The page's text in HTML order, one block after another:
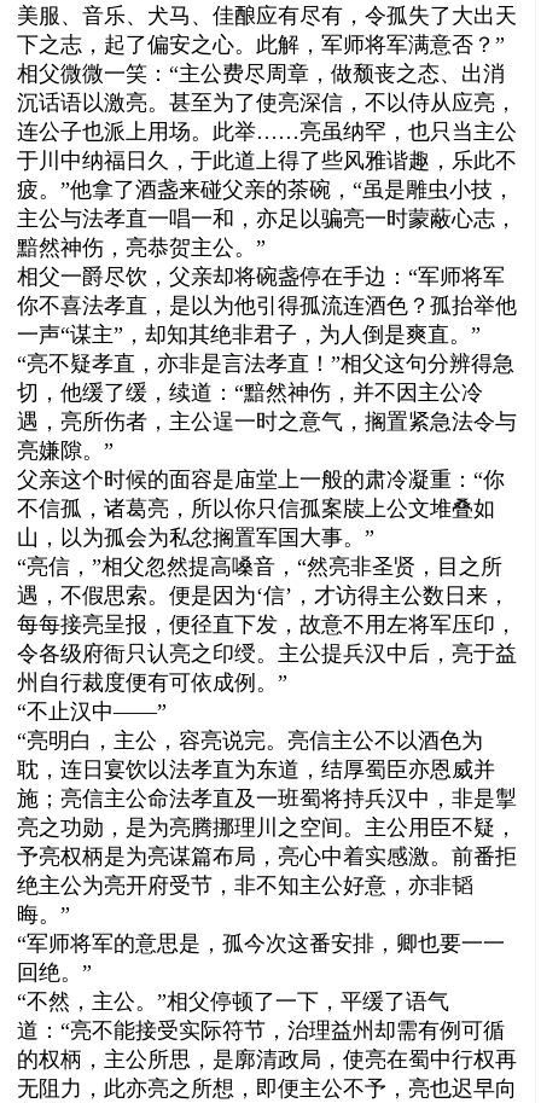
美服、音乐、犬马、佳酿应有尽有，令孤失了大出天
下之志，起了偏安之心。此解，军师将军满意否？”
相父微微一笑：“主公费尽周章，做颓丧之态、出消
沉话语以激亮。甚至为了使亮深信，不以侍从应亮，
连公子也派上用场。此举……亮虽纳罕，也只当主公
于川中纳福日久，于此道上得了些风雅谐趣，乐此不
疲。”他拿了酒盏来碰父亲的茶碗，“虽是雕虫小技，
主公与法孝直一唱一和，亦足以骗亮一时蒙蔽心志，
黯然神伤，亮恭贺主公。”
相父一爵尽饮，父亲却将碗盏停在手边：“军师将军
你不喜法孝直，是以为他引得孤流连酒色？孤抬举他
一声“谋主”，却知其绝非君子，为人倒是爽直。”
“亮不疑孝直，亦非是言法孝直！”相父这句分辨得急
切，他缓了缓，续道：“黯然神伤，并不因主公冷
遇，亮所伤者，主公逞一时之意气，搁置紧急法令与
亮嫌隙。”
父亲这个时候的面容是庙堂上一般的肃冷凝重：“你
不信孤，诸葛亮，所以你只信孤案牍上公文堆叠如
山，以为孤会为私忿搁置军国大事。”
“亮信，”相父忽然提高嗓音，“然亮非圣贤，目之所
遇，不假思索。便是因为‘信’，才访得主公数日来，
每每接亮呈报，便径直下发，故意不用左将军压印，
令各级府衙只认亮之印绶。主公提兵汉中后，亮于益
州自行裁度便有可依成例。”
“不止汉中——”
“亮明白，主公，容亮说完。 亮信主公不以酒色为
耽，连日宴饮以法孝直为东道，结厚蜀臣亦恩威并
施；亮信主公命法孝直及一班蜀将持兵汉中，非是掣
亮之功勋，是为亮腾挪理川之空间。 主公用臣不疑，
予亮权柄是为亮谋篇布局，亮心中着实感激。前番拒
绝主公为亮开府受节，非不知主公好意，亦非韬
晦。”
“军师将军的意思是，孤今次这番安排，卿也要一一
回绝。”
“不然，主公。”相父停顿了一下，平缓了语气
道：“亮不能接受实际符节，治理益州却需有例可循
的权柄，主公所思，是廓清政局，使亮在蜀中行权再
无阻力，此亦亮之所想， 即便主公不予，亮也迟早向